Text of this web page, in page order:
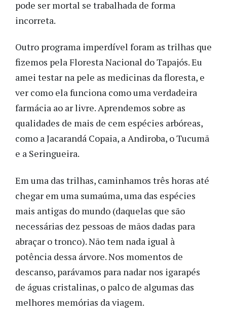
pode ser mortal se trabalhada de forma
incorreta.
Outro programa imperdível foram as trilhas que
fizemos pela Floresta Nacional do Tapajós. Eu
amei testar na pele as medicinas da floresta, e
ver como ela funciona como uma verdadeira
farmácia ao ar livre. Aprendemos sobre as
qualidades de mais de cem espécies arbóreas,
como a Jacarandá Copaia, a Andiroba, o Tucumã
e a Seringueira.
Em uma das trilhas, caminhamos três horas até
chegar em uma sumaúma, uma das espécies
mais antigas do mundo (daquelas que são
necessárias dez pessoas de mãos dadas para
abraçar o tronco). Não tem nada igual à
potência dessa árvore. Nos momentos de
descanso, parávamos para nadar nos igarapés
de águas cristalinas, o palco de algumas das
melhores memórias da viagem.